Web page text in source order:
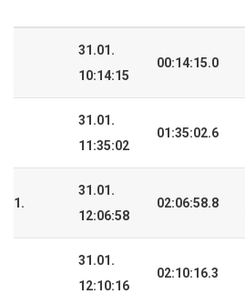
31.01.
10:14:15
00:14:15.0
31.01.
11:35:02
01:35:02.6
1.
31.01.
12:06:58
02:06:58.8
31.01.
12:10:16
02:10:16.3